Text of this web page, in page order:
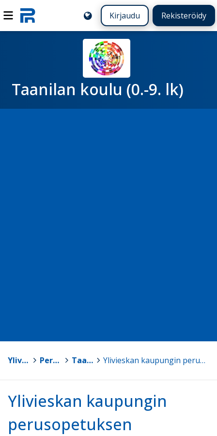
Kirjaudu Rekisteröidy
Taanilan koulu (0.-9. lk)
Ylivieska Peruskoulut Taanilan koulu (0.-9. lk)> Ylivieskan kaupungin perusopetuksen opetussuunnitelma 2026
Ylivieskan kaupungin
perusopetuksen